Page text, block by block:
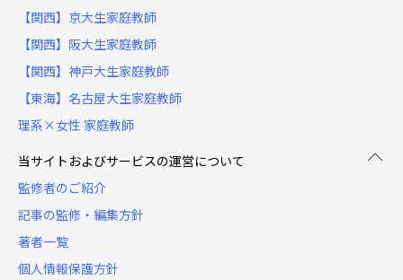
【関西】京大生家庭教師
【関西】阪大生家庭教師
【関西】神戸大生家庭教師
【東海】名古屋大生家庭教師
理系×女性 家庭教師
当サイトおよびサービスの運営について
監修者のご紹介
記事の監修・編集方針
著者一覧
個人情報保護方針